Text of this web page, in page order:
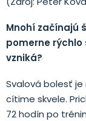
Mnohí začínajú
pomerne
vzniká?
Svalová bolesť
cítime skvele.
72 hodín po